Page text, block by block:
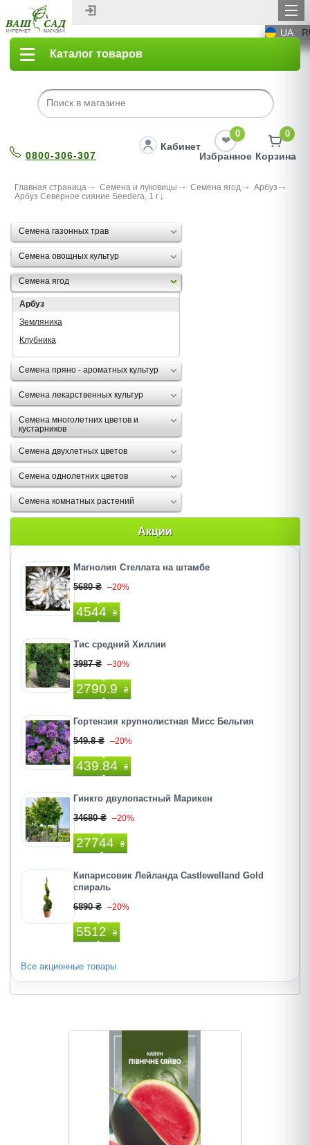
UA
Каталог товаров
0800-306-307
Кабинет
0
Избранное
0
Корзина
Главная страница Семена и луковицы Семена ягод
Арбуз
Арбуз Северное сияние Seedera, 1 г
Семена газонных трав
Семена овощных культур
Семена ягод
Арбуз
Земляника
Клубника
Семена пряно - ароматных культур
Семена лекарственных культур
Семена многолетних цветов и
кустарников
Семена двухлетных цветов
Семена однолетних цветов
Семена комнатных растений
Акции
Магнолия Стеллата на штамбе
5680 ₴ –20%
4544 ₴
Тис средний Хиллии
3987 ₴ –30%
2790.9 ₴
Гортензия крупнолистная Мисс Бельгия
549.8 ₴ –20%
439.84 ₴
Гинкго двулопастный Марикен
34680 ₴ –20%
27744 ₴
Кипарисовик Лейланда Castlewelland Gold
спираль
6890 ₴ –20%
5512 ₴
Все акционные товары